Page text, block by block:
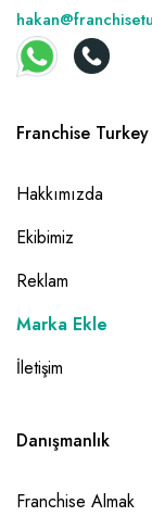
Franchise Turkey
Hakkımızda
Ekibimiz
Reklam
Marka Ekle
İletişim
Danışmanlık
Franchise Almak